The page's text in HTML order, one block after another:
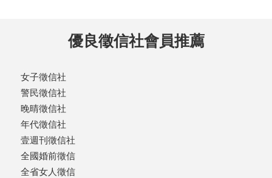
優良徵信社會員推薦
女子徵信社
警民徵信社
晚晴徵信社
年代徵信社
壹週刊徵信社
全國婚前徵信
全省女人徵信